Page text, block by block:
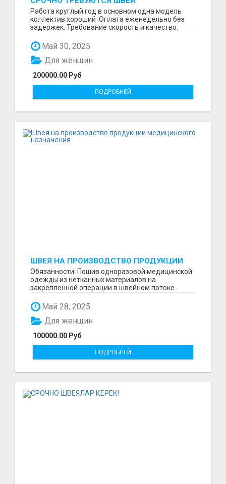
Работа круглый год в основном одна модель
коллектив хороший .Оплата еженедельно без
задержек. Требование скорость и качество.
Отшиваем неско...
Май 30, 2025
200000.00 Руб
Для женщин
ПОДРОБНЕЙ
ШВЕЯ НА ПРОИЗВОДСТВО ПРОДУКЦИИ
МЕДИЦИНСКОГО НАЗНАЧЕНИЯ
Обязанности: Пошив одноразовой медицинской
одежды из нетканных материалов на
закрепленной операции в швейном потоке.
Май 28, 2025
100000.00 Руб
Для женщин
ПОДРОБНЕЙ